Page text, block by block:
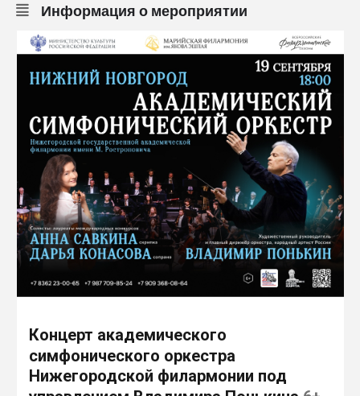
Информация о мероприятии